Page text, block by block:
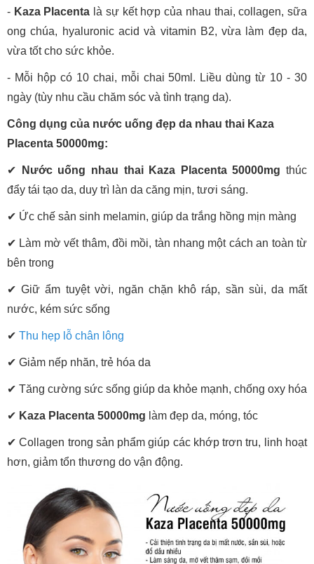
- Kaza Placenta là sự kết hợp của nhau thai, collagen, sữa
ong chúa, hyaluronic acid và vitamin B2, vừa làm đẹp da,
vừa tốt cho sức khỏe.
- Mỗi hộp có 10 chai, mỗi chai 50ml. Liều dùng từ 10 - 30
ngày (tùy nhu cầu chăm sóc và tình trạng da).
Công dụng của nước uống đẹp da nhau thai Kaza
Placenta 50000mg:
✔ Nước uống nhau thai Kaza Placenta 50000mg thúc
đẩy tái tạo da, duy trì làn da căng mịn, tươi sáng.
✔ Ức chế sản sinh melamin, giúp da trắng hồng mịn màng
✔ Làm mờ vết thâm, đồi mồi, tàn nhang một cách an toàn từ
bên trong
✔Giữ ẩm tuyệt vời, ngăn chặn khô ráp, sần sùi, da mất
nước, kém sức sống
✔ Thu hẹp lỗ chân lông
✔ Giảm nếp nhăn, trẻ hóa da
✔ Tăng cường sức sống giúp da khỏe mạnh, chống oxy hóa
✔ Kaza Placenta 50000mg làm đẹp da, móng, tóc
✔Collagen trong sản phẩm giúp các khớp trơn tru, linh hoạt
hơn, giảm tổn thương do vận động.